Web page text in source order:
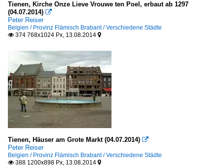
Tienen, Kirche Onze Lieve Vrouwe ten Poel, erbaut ab 1297
(04.07.2014) 
Peter Reiser
Belgien / Provinz Flämisch Brabant / Verschiedene Städte
 374 768x1024 Px, 13.08.2014 
Tienen, Häuser am Grote Markt (04.07.2014) 
Peter Reiser
Belgien / Provinz Flämisch Brabant / Verschiedene Städte
 388 1200x898 Px, 13.08.2014 